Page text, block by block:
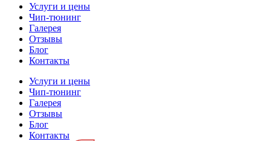
Услуги и цены
Чип-тюнинг
Галерея
Отзывы
Блог
Контакты
Услуги и цены
Чип-тюнинг
Галерея
Отзывы
Блог
Контакты